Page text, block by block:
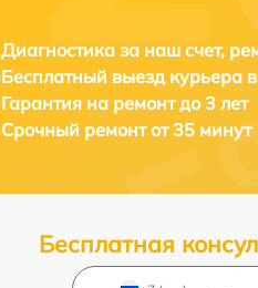
Диагностика за наш счет,
Бесплатный выезд курьера
Гарантия на ремонт до 3 лет
Срочный ремонт от 35 минут
Бесплатная